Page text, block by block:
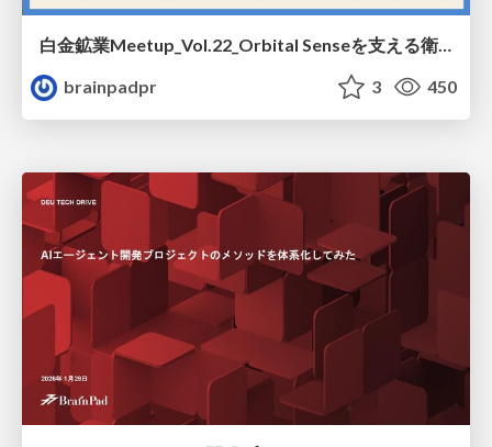
白金鉱業Meetup_Vol.22_Orbital Senseを支える衛星画像のマルチモーダルエンベディングと地理空間のあいまい検索技術
brainpadpr
3 450